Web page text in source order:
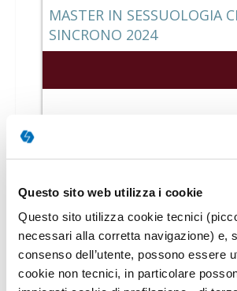
Questo sito web utilizza i cookie
Questo sito utilizza cookie tecnici
necessari alla corretta navigazione) e,
consenso dell’utente, possono essere
cookie non tecnici, in particolare
MASTER IN SESSUOLOGIA
SINCRONO 2024